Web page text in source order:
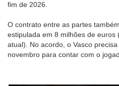
fim de 2026.
O contrato entre as partes
estipulada em 8 milhões de euros
atual). No acordo, o Vasco
novembro para contar com o